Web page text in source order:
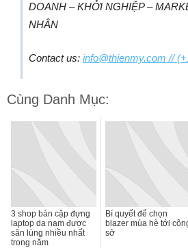
DOANH – KHỞI NGHIỆP –
NHÂN
Contact us: info@thienmy.com //
Cùng Danh Mục:
3 shop bán cặp đựng
laptop da nam được
săn lùng nhiều nhất
trong năm
Bí quyết để chọn
blazer mùa hè tới
sở